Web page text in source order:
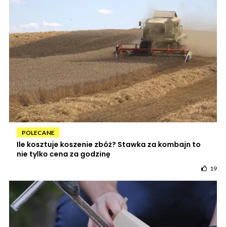
POLECANE
Ile kosztuje koszenie zbóż? Stawka za kombajn to
nie tylko cena za godzinę
19